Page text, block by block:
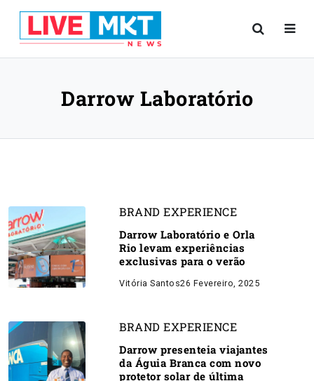
Darrow Laboratório
BRAND EXPERIENCE
Darrow Laboratório e Orla
Rio levam experiências
exclusivas para o verão
Vitória Santos26 Fevereiro, 2025
BRAND EXPERIENCE
Darrow presenteia viajantes
da Águia Branca com novo
protetor solar de última